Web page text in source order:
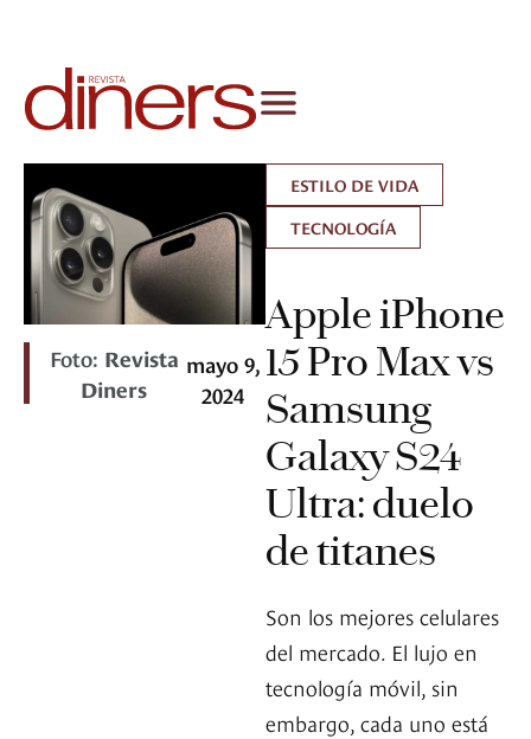
Foto: Revista
Diners
mayo 9,
2024
ESTILO DE VIDA
TECNOLOGÍA
Apple iPhone
15 Pro Max vs
Samsung
Galaxy S24
Ultra: duelo
de titanes
Son los mejores celulares
del mercado. El lujo en
tecnología móvil, sin
embargo, cada uno está